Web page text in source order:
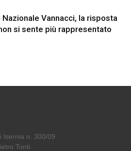
Nazionale Vannacci, la risposta
si sente più rappresentato
Isernia n. 300/09
Tonti